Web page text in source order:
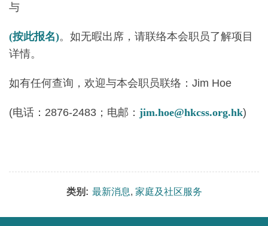
与
(按此报名)。如无暇出席，请联络本会职员了解项目
详情。
如有任何查询，欢迎与本会职员联络：Jim Hoe
(电话：2876-2483；电邮： jim.hoe@hkcss.org.hk)
类别: 最新消息, 家庭及社区服务